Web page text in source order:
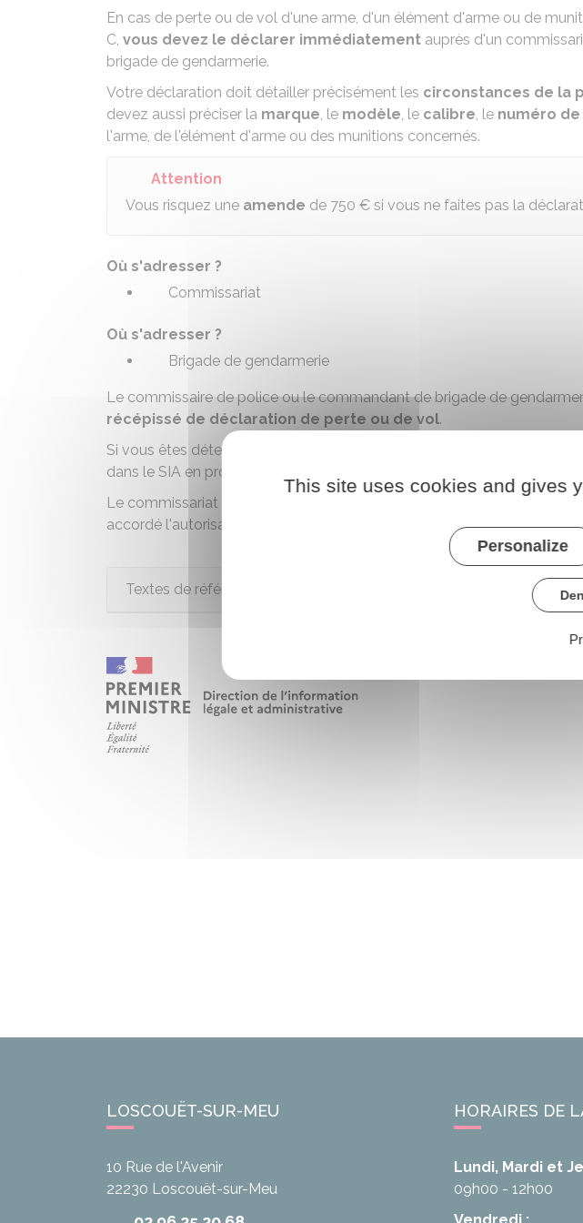
En cas de perte ou de vol d'une arme, d'un élément d'arme ou de
C, vous devez le déclarer immédiatement auprès d'un
brigade de gendarmerie.
Votre déclaration doit détailler précisément les circonstances de la
devez aussi préciser la marque, le modèle, le calibre, le numéro
l'arme, de l'élément d'arme ou des munitions concernés.
Attention
Vous risquez une amende de 750 € si vous ne faites pas la
Où s'adresser ?
Commissariat
Où s'adresser ?
Brigade de gendarmerie
Le commissaire de police ou le commandant de brigade de
récépissé de déclaration de perte ou de vol.
Si vous êtes détenteur d'un compte dans le SIA
dans le SIA en produisant la copie du récépissé.
Le commissariat ou la gendarmerie transmet ensuite votre déclaration
accordé l'autorisation ou délivré le récépissé de déclaration.
Textes de référence
LOSCOUËT-SUR-MEU
10 Rue de l'Avenir
22230 Loscouët-sur-Meu
HORAIRES DE
Lundi, Mardi et
09h00 - 12h00
This site uses cookies and gives
Personalize